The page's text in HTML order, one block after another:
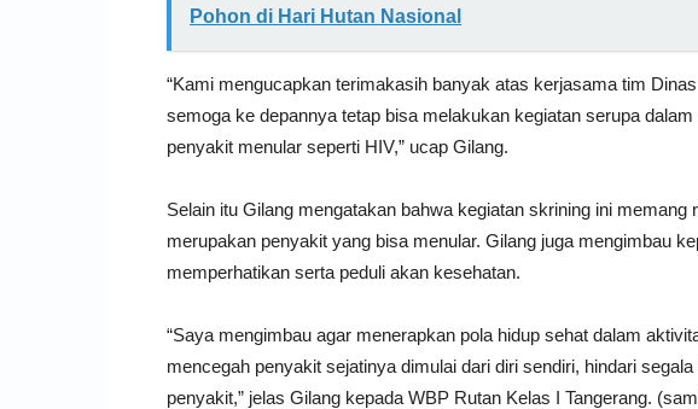
Pohon di Hari Hutan Nasional
“Kami mengucapkan terimakasih banyak atas kerjasama tim
semoga ke depannya tetap bisa melakukan kegiatan serupa
penyakit menular seperti HIV,” ucap Gilang.
Selain itu Gilang mengatakan bahwa kegiatan skrining ini memang
merupakan penyakit yang bisa menular. Gilang juga mengimbau
memperhatikan serta peduli akan kesehatan.
“Saya mengimbau agar menerapkan pola hidup sehat dalam
mencegah penyakit sejatinya dimulai dari diri sendiri, hindari
penyakit,” jelas Gilang kepada WBP Rutan Kelas I Tangerang.